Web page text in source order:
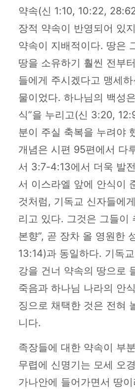
약속(신 1:10, 10:22,
장적 약속이 반영되어 있
약속이 지배적이다. 땅은
땅을 소유하기 훨씬 전부
들에게 주시겠다고 맹세
물이었다. 하나님의 백성
식”을 누리고(신 3:20,
분이 주실 축복을 누려야
개념은 시편 95편에서 다
서 3:7-4:13에서 더욱 발
서 이스라엘 앞에 안식이
것처럼, 기독교 신자들에
리고 있다. 그것은 그들이
본향”, 곧 장차 올 영원한
13:14)과 동일하다. 기독
강을 건너 약속의 땅으로
죽음과 하나님 나라의 안
징으로 채택한 것은 전혀
니다.
족장들에 대한 약속이 부
무렵에 신명기는 모세 오
가나안에 들어가면서 땅